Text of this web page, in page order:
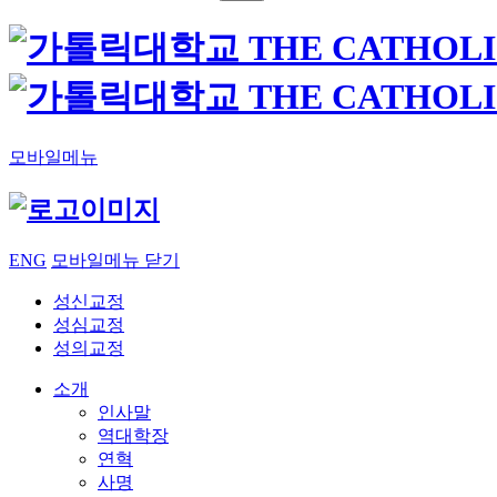
모바일메뉴
ENG 모바일메뉴 닫기
성신교정
성심교정
성의교정
소개
인사말
역대학장
연혁
사명